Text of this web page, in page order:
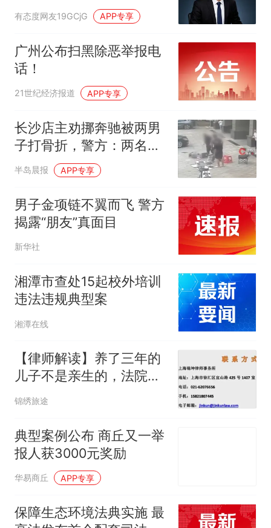
亵罪案件专业可
有态度网友19GCjG APP专享
广州公布扫黑除恶举报电
话！
21世纪经济报道 APP专享
长沙店主劝挪奔驰被两男
子打骨折，警方：两名嫌
疑人已被刑拘
半岛晨报 APP专享
男子金项链不翼而飞 警方
揭露“朋友”真面目
新华社
湘潭市查处15起校外培训
违法违规典型案
湘潭在线
【律师解读】养了三年的
儿子不是亲生的，法院判
他拿回14万：这笔账，法
锦绣旅途
典型案例公布 商丘又一举
报人获3000元奖励
华易商丘 APP专享
保障生态环境法典实施 最